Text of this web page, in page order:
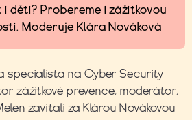
i děti? Probereme i zážitkovou
Moderuje Klára Nováková
specialista na Cyber Security
zážitkové prevence, moderátor,
zavítali za Klárou Novákovou